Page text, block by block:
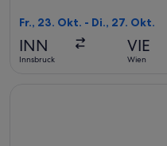
Fr., 23. Okt. - Di., 27. Okt.
INN
Innsbruck
VIE
Wien